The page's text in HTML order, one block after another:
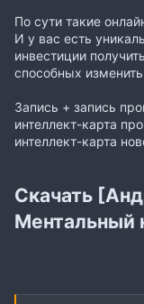
По сути такие
И у вас есть
инвестиции
способных
Запись + запись
интеллект-карта
интеллект-карта
Скачать
Ментальный